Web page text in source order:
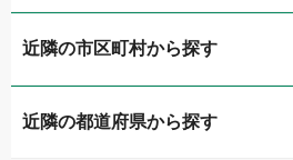
ガリバー大阪住之江店
ガリバー大阪中央出張査定センタ
近隣の市区町村から探す
大阪市西区
近隣の都道府県から探す